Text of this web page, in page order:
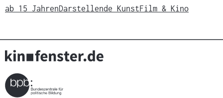
i
t
s
a
t
ab 15 JahrenDarstellende KunstFilm & Kino